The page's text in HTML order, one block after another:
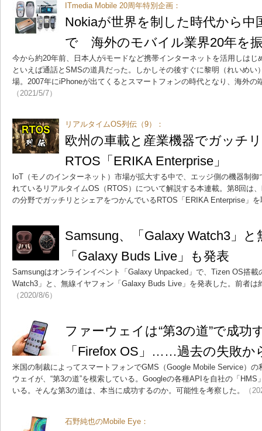
ITmedia Mobile 20周年特別企画：
Nokiaが世界を制した時代から中
で 海外のモバイル業界20年を
今から約20年前、日本人がiモードなど携帯インターネットを活用しはじ
といえば通話とSMSの道具だった。しかしその後すぐに黎明（れいめい
場。2007年にiPhoneが出てくるとスマートフォンの時代となり、海外の
（2021/5/7）
リアルタイムOS列伝（9）：
欧州の車載と産業機器でガッチ
RTOS「ERIKA Enterprise」
IoT（モノのインターネット）市場が拡大する中で、エッジ側の機器制
れているリアルタイムOS（RTOS）について解説する本連載。第8回は
の分野でガッチリとシェアをつかんでいるRTOS「ERIKA Enterprise」
Samsung、「Galaxy Watch3」
「Galaxy Buds Live」も発表
Samsungはオンラインイベント「Galaxy Unpacked」で、Tizen OS搭
Watch3」と、無線イヤフォン「Galaxy Buds Live」を発表した。前者は
（2020/8/6）
ファーウェイは“第3の道”で成
「Firefox OS」……過去の失敗か
米国の制裁によってスマートフォンでGMS（Google Mobile Service）
ウェイが、“第3の道”を模索している。Googleの各種APIを自社の「
いる。そんな第3の道は、本当に成功するのか。可能性を考察した。
（
石野純也のMobile Eye：